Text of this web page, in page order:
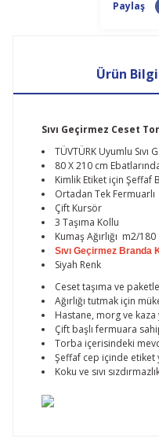
Paylaş
Ürün
Sıvı Geçirmez Ceset
TÜVTÜRK Uyumlu Sıvı
80 X 210 cm
Kimlik Etiket için Şeffaf
Ortadan Tek Fermuarlı
Çift Kursör
3 Taşıma Kollu
Kumaş Ağırlığı m2/
Sıvı Geçirmez Branda
Siyah Renk
Ceset taşıma ve
Ağırlığı tutmak için
Hastane, morg ve kaza
Çift başlı fermuara
Torba içerisindeki
Şeffaf cep içinde etiket
Koku ve sıvı